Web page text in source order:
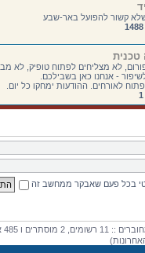
קשור להפועל באר-שבע
1488
טכנית
לא מצליחים לפתוח טופיק, לא
- אנחנו כאן בשבילכם.
לאורחים. ההודעות ימחקו כל יום.
1
בכל פעם שאבקר ממחשב זה